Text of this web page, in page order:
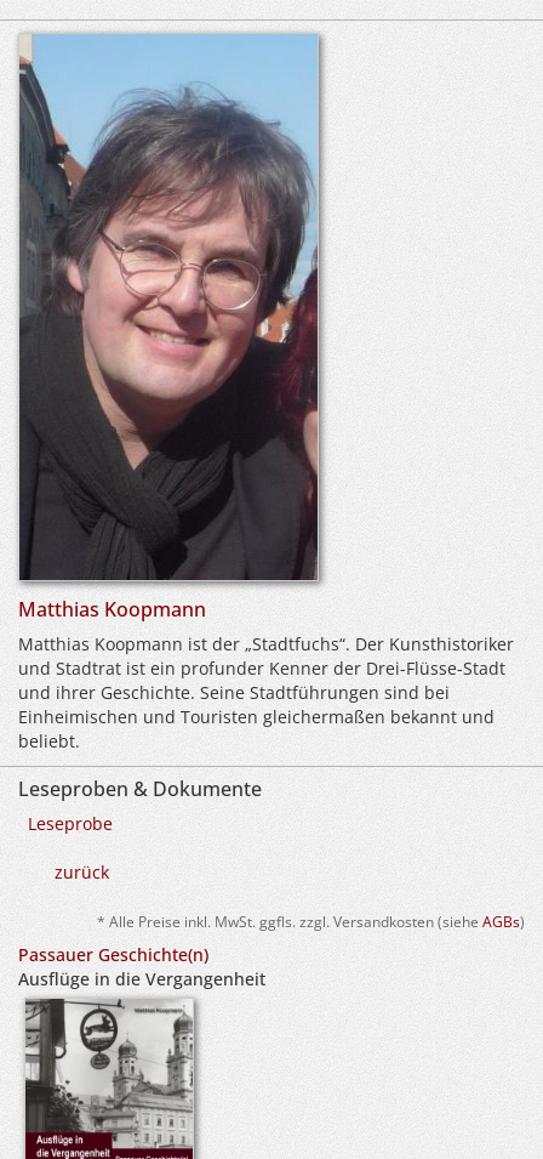
Matthias Koopmann
Matthias Koopmann ist der „Stadtfuchs“. Der Kunsthistoriker
und Stadtrat ist ein profunder Kenner der Drei-Flüsse-Stadt
und ihrer Geschichte. Seine Stadtführungen sind bei
Einheimischen und Touristen gleichermaßen bekannt und
beliebt.
Leseproben & Dokumente
Leseprobe
zurück
* Alle Preise inkl. MwSt. ggfls. zzgl. Versandkosten (siehe AGBs)
Passauer Geschichte(n)
Ausflüge in die Vergangenheit